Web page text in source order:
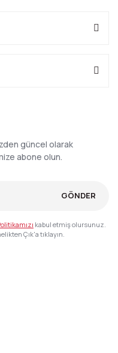
güncel olarak
abone olun.
GÖNDER
kabul etmiş olursunuz.
Çık'a tıklayın.